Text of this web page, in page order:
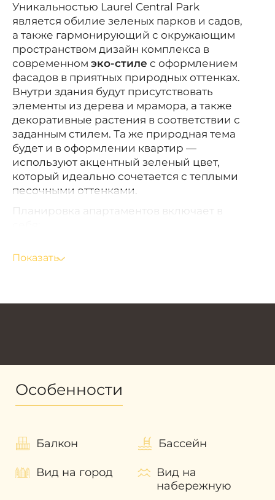
Уникальностью Laurel Central Park
является обилие зеленых парков и садов,
а также гармонирующий с окружающим
пространством дизайн комплекса в
современном эко-стиле с оформлением
фасадов в приятных природных оттенках.
Внутри здания будут присутствовать
элементы из дерева и мрамора, а также
декоративные растения в соответствии с
заданным стилем. Та же природная тема
будет и в оформлении квартир —
используют акцентный зеленый цвет,
который идеально сочетается с теплыми
песочными оттенками.
Планировка апартаментов включает в
большие балконы и террасы, на
спортом и развлечения детей;
диваном и стильными креслами.
Laurel Central Park эксклюзивный проект,
благодаря которому собственники
недвижимости окажутся в атмосфере
Показать
Особенности
Балкон Бассейн
Вид на город
Вид на
набережную